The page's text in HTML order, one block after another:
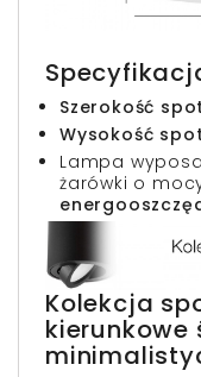
Szerokość
Wysokość
Lampa
żarówki o
Kolekcja
kierunkowe